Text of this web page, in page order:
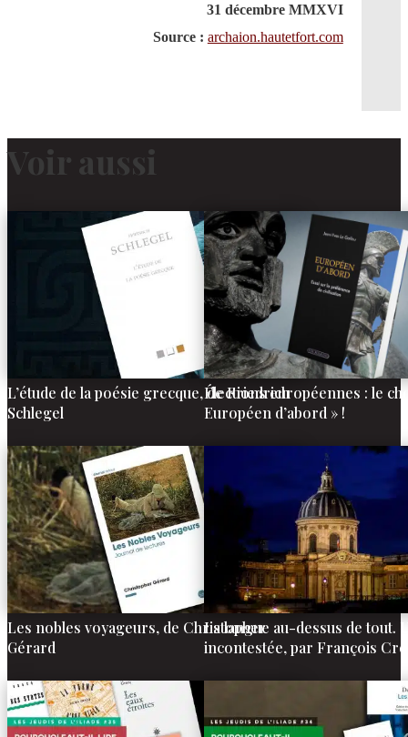
31 décembre MMXVI
Source : archaion.hautetfort.com
Voir aussi
L’étude de la poésie grecque, de Friedrich
Schlegel
Élections européennes : le
Européen d’abord » !
Les nobles voyageurs, de Christopher
Gérard
La langue au-dessus de tout.
incontestée, par François